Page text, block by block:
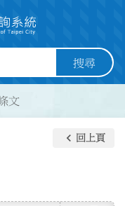
搜尋
文
keyboard_arrow_left 回上頁